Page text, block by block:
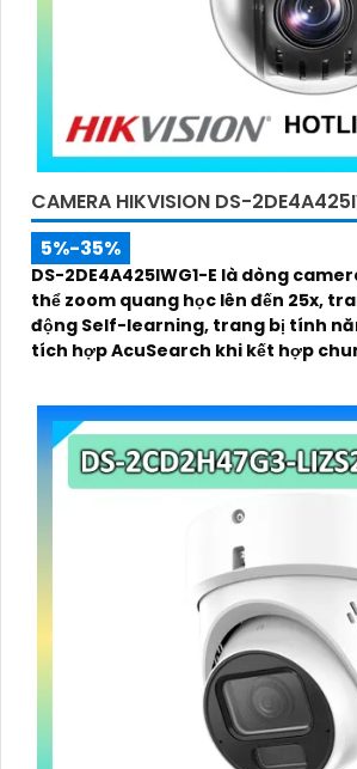
CAMERA HIKVISION DS-
5%-35%
DS-2DE4A425IWG1-E là dòng
thể zoom quang học lên đến 25x,
động Self-learning, trang bị tính
tích hợp AcuSearch khi kết hợp